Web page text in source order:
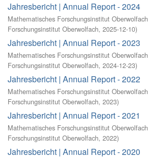
Jahresbericht | Annual Report - 2024
Mathematisches Forschungsinstitut Oberwolfach
Forschungsinstitut Oberwolfach, 2025-12-10)
Jahresbericht | Annual Report - 2023
Mathematisches Forschungsinstitut Oberwolfach
Forschungsinstitut Oberwolfach, 2024-12-23)
Jahresbericht | Annual Report - 2022
Mathematisches Forschungsinstitut Oberwolfach
Forschungsinstitut Oberwolfach, 2023)
Jahresbericht | Annual Report - 2021
Mathematisches Forschungsinstitut Oberwolfach
Forschungsinstitut Oberwolfach, 2022)
Jahresbericht | Annual Report - 2020